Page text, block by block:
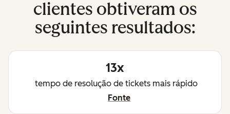
clientes obtiveram os
seguintes resultados:
13x
tempo de resolução de tickets mais rápido
Fonte